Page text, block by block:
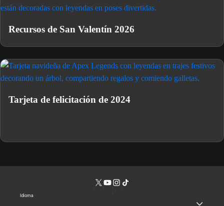
Recursos de San Valentín 2026
Tarjeta de felicitación de 2024
Idioma